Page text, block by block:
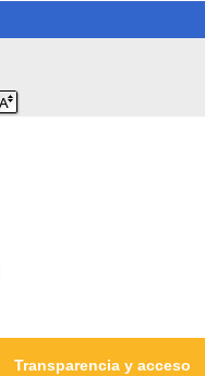
Transparencia y acceso